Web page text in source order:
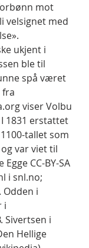
mot
velsignet med
ukjent i
ble til
spå været
fra
viser Volbu
1831 erstattet
tallet som
var viet til
CC-BY-SA
i snl.no;
Odden i
i
Sivertsen i
Hellige